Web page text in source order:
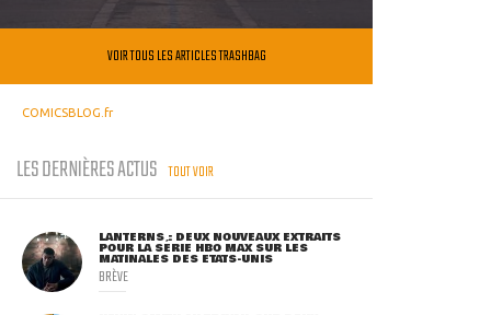
VOIR TOUS LES ARTICLES TRASHBAG
COMICSBLOG.fr
LES DERNIÈRES ACTUS TOUT VOIR
LANTERNS : DEUX NOUVEAUX EXTRAITS
POUR LA SÉRIE HBO MAX SUR LES
MATINALES DES ETATS-UNIS
BRÈVE